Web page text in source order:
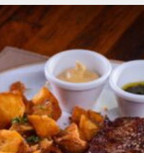
de Gergelim,
Palmito Pupunha